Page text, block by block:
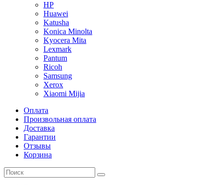
HP
Huawei
Katusha
Konica Minolta
Kyocera Mita
Lexmark
Pantum
Ricoh
Samsung
Xerox
Xiaomi Mijia
Оплата
Произвольная оплата
Доставка
Гарантии
Отзывы
Корзина